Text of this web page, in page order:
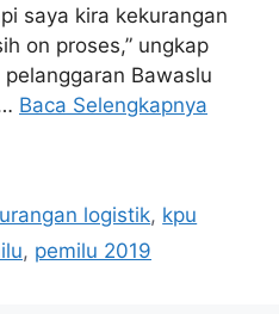
saya kira kekurangan
on proses,” ungkap
Bawaslu
Baca Selengkapnya
logistik, kpu
, pemilu 2019